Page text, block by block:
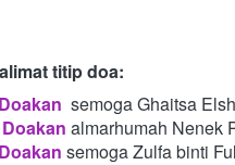
titip doa:
Doakan semoga Ghaitsa
Doakan almarhumah Nenek
Doakan semoga Zulfa binti